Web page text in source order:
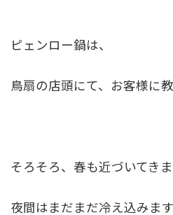
ピェンロー鍋は、
鳥扇の店頭にて、お客様に
そろそろ、春も近づいてきま
夜間はまだまだ冷え込みます